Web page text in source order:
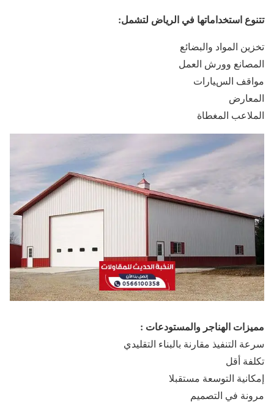
تتنوع استخداماتها في الرياض لتشمل:
تخزين المواد والبضائع
المصانع وورش العمل
مواقف السيارات
المعارض
الملاعب المغطاة
مميزات الهناجر والمستودعات :
سرعة التنفيذ مقارنة بالبناء التقليدي
تكلفة أقل
إمكانية التوسعة مستقبلا
مرونة في التصميم